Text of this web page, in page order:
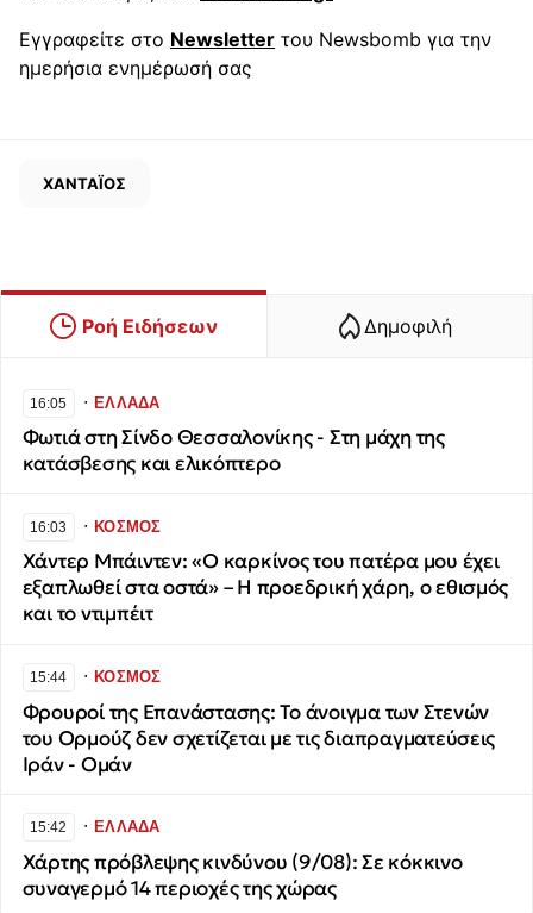
Εγγραφείτε στο Newsletter του Newsbomb για την
ημερήσια ενημέρωσή σας
ΧΑΝΤΑΪΟΣ
Ροή Ειδήσεων Δημοφιλή
16:05 ∙ΕΛΛΑΔΑ
Φωτιά στη Σίνδο Θεσσαλονίκης - Στη μάχη της
κατάσβεσης και ελικόπτερο
16:03 ∙ΚΟΣΜΟΣ
Χάντερ Μπάιντεν: «Ο καρκίνος του πατέρα μου έχει
εξαπλωθεί στα οστά» – Η προεδρική χάρη, ο εθισμός
και το ντιμπέιτ
15:44 ∙ΚΟΣΜΟΣ
Φρουροί της Επανάστασης: Το άνοιγμα των Στενών
του Ορμούζ δεν σχετίζεται με τις διαπραγματεύσεις
Ιράν - Ομάν
15:42 ∙ΕΛΛΑΔΑ
Χάρτης πρόβλεψης κινδύνου (9/08): Σε κόκκινο
συναγερμό 14 περιοχές της χώρας